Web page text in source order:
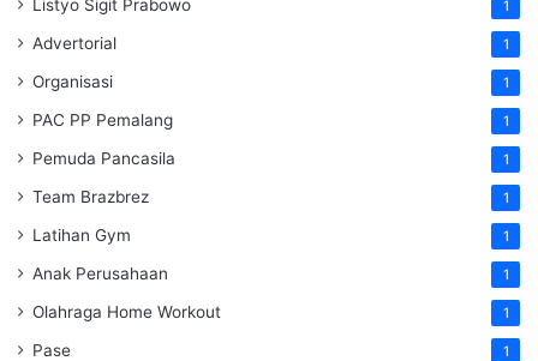
Listyo Sigit Prabowo 1
Advertorial 1
Organisasi 1
PAC PP Pemalang 1
Pemuda Pancasila 1
Team Brazbrez 1
Latihan Gym 1
Anak Perusahaan 1
Olahraga Home Workout 1
Pase 1